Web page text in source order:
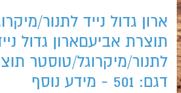
ארון גדול נייד לתנור/
תוצרת אביעםארון גדול
לתנור/מיקרוגל/טוסטר
דגם: 501 - מידע נוסף